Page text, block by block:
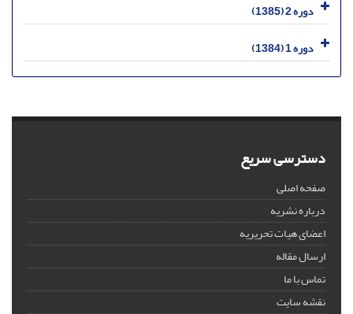
دوره 2 (1385)
دوره 1 (1384)
دسترسی سریع
صفحه اصلی
درباره نشریه
اعضای هیات تحریریه
ارسال مقاله
تماس با ما
نقشه سایت